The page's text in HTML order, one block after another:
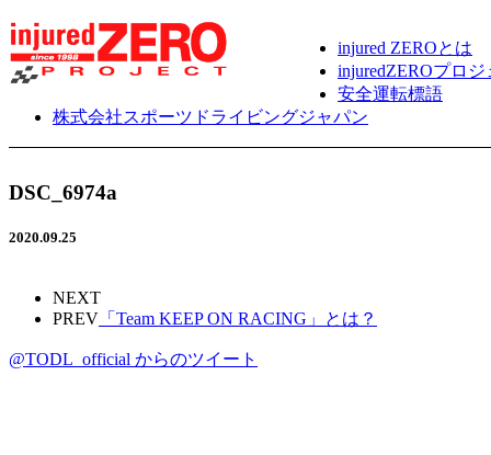
injured ZEROとは
injuredZEROプロ
安全運転標語
株式会社スポーツドライビングジャパン
DSC_6974a
2020.09.25
NEXT
PREV 「Team KEEP ON RACING」とは？
@TODL_official からのツイート